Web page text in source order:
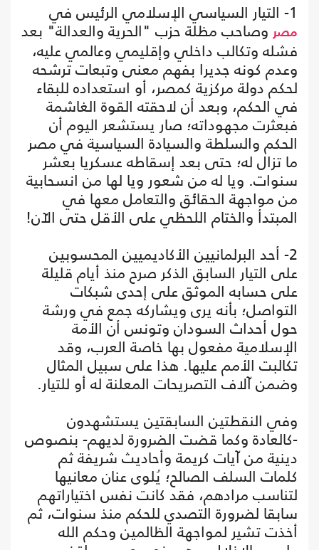
1- التيار السياسي الإسلامي الرئيس في
مصر وصاحب مظلة حزب "الحرية والعدالة" بعد
فشله وتكالب داخلي وإقليمي وعالمي عليه،
وعدم كونه جديرا بفهم معنى وتبعات ترشحه
لحكم دولة مركزية كمصر، أو استعداده للبقاء
في الحكم، وبعد أن لاحقته القوة الغاشمة
فبعثرت مجهوداته؛ صار يستشعر اليوم أن
الحكم والسلطة والسيادة السياسية في مصر
ما تزال له؛ حتى بعد إسقاطه عسكريا بعشر
سنوات. ويا له من شعور ويا لها من انسحابية
من مواجهة الحقائق والتعامل معها في
المبتدأ والختام اللحظي على الأقل حتى الآن!
2- أحد البرلمانيين الأكاديميين المحسوبين
على التيار السابق الذكر صرح منذ أيام قليلة
على حسابه الموثق على إحدى شبكات
التواصل؛ بأنه يرى ويشاركه جمع في ورشة
حول أحداث السودان وتونس أن الأمة
الإسلامية مفعول بها خاصة العرب، وقد
تكالبت الأمم عليها. هذا على سبيل المثال
وضمن آلاف التصريحات المعلنة له أو للتيار.
وفي النقطتين السابقتين يستشهدون
-كالعادة وكما قضت الضرورة لديهم- بنصوص
دينية من آيات كريمة وأحاديث شريفة ثم
كلمات السلف الصالح؛ يُلوى عنان معانيها
لتناسب مرادهم، فقد كانت نفس اختياراتهم
سابقا لضرورة التصدي للحكم منذ سنوات، ثم
أخذت تشير لمواجهة الظالمين وحكم الله